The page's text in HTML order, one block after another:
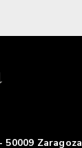
50009 Zaragoza